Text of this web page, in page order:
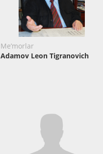
Me’morlar
Adamov Leon Tigranovich